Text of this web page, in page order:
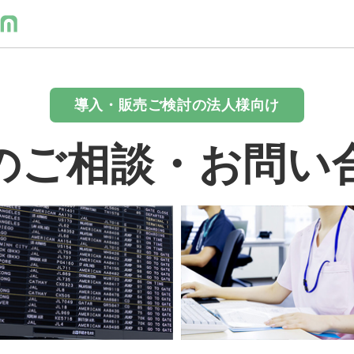
導入・販売ご検討の法人様向け
ご相談・お問い